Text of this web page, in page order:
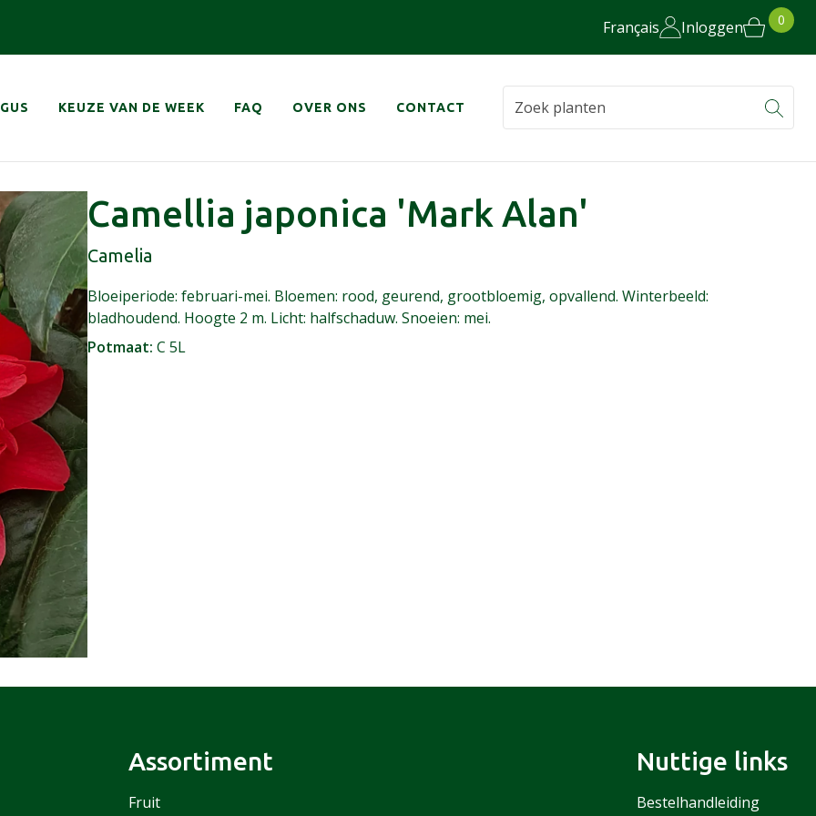
Français Inloggen 0
KEUZE VAN DE WEEK FAQ OVER ONS CONTACT
Camellia japonica 'Mark Alan'
Camelia
Bloeiperiode: februari-mei. Bloemen: rood, geurend, grootbloemig, opvallend. Winterbeeld:
bladhoudend. Hoogte 2 m. Licht: halfschaduw. Snoeien: mei.
Potmaat C 5L
Assortiment
Fruit
Nuttige links
Bestelhandleiding